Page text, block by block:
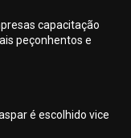
capacitação
peçonhentos e
é escolhido vice